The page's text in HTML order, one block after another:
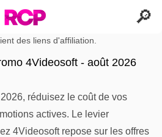
des liens d'affiliation.
4Videosoft - août 2026
réduisez le coût de vos
actives. Le levier
4Videosoft repose sur les offres